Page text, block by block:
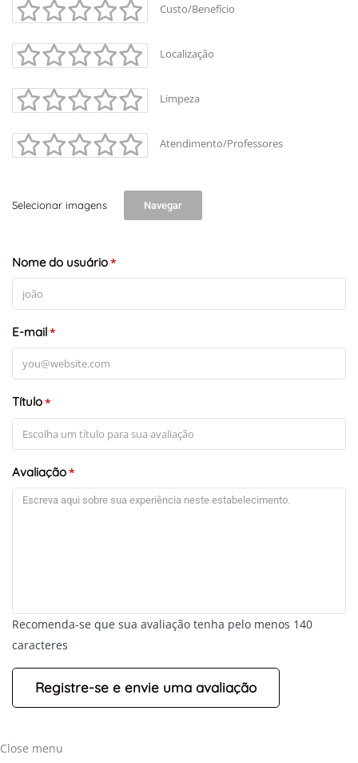
Custo/Benefício
Localização
Limpeza
Atendimento/Professores
Selecionar imagens Navegar
Nome do usuário*
E-mail*
Título*
Avaliação*
Recomenda-se que sua avaliação tenha pelo menos 140
caracteres
Close menu